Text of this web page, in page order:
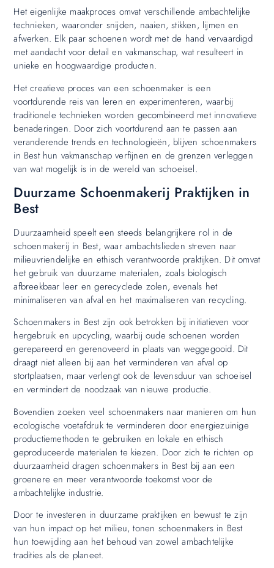
Het eigenlijke maakproces omvat verschillende ambachtelijke
technieken, waaronder snijden, naaien, stikken, lijmen en
afwerken. Elk paar schoenen wordt met de hand vervaardigd
met aandacht voor detail en vakmanschap, wat resulteert in
unieke en hoogwaardige producten.
Het creatieve proces van een schoenmaker is een
voortdurende reis van leren en experimenteren, waarbij
traditionele technieken worden gecombineerd met innovatieve
benaderingen. Door zich voortdurend aan te passen aan
veranderende trends en technologieën, blijven schoenmakers
in Best hun vakmanschap verfijnen en de grenzen verleggen
van wat mogelijk is in de wereld van schoeisel.
Duurzame Schoenmakerij Praktijken in
Best
Duurzaamheid speelt een steeds belangrijkere rol in de
schoenmakerij in Best, waar ambachtslieden streven naar
milieuvriendelijke en ethisch verantwoorde praktijken. Dit omvat
het gebruik van duurzame materialen, zoals biologisch
afbreekbaar leer en gerecyclede zolen, evenals het
minimaliseren van afval en het maximaliseren van recycling.
Schoenmakers in Best zijn ook betrokken bij initiatieven voor
hergebruik en upcycling, waarbij oude schoenen worden
gerepareerd en gerenoveerd in plaats van weggegooid. Dit
draagt niet alleen bij aan het verminderen van afval op
stortplaatsen, maar verlengt ook de levensduur van schoeisel
en vermindert de noodzaak van nieuwe productie.
Bovendien zoeken veel schoenmakers naar manieren om hun
ecologische voetafdruk te verminderen door energiezuinige
productiemethoden te gebruiken en lokale en ethisch
geproduceerde materialen te kiezen. Door zich te richten op
duurzaamheid dragen schoenmakers in Best bij aan een
groenere en meer verantwoorde toekomst voor de
ambachtelijke industrie.
Door te investeren in duurzame praktijken en bewust te zijn
van hun impact op het milieu, tonen schoenmakers in Best
hun toewijding aan het behoud van zowel ambachtelijke
tradities als de planeet.